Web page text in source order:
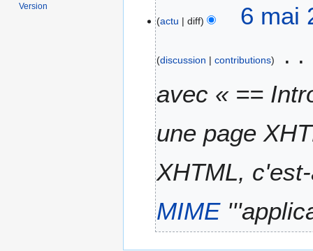
actu diff 6 mai
discussion contributions
avec « ==
une page
XHTML,
MIME
Version